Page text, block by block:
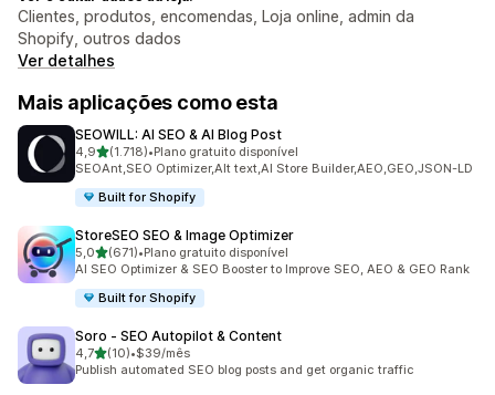
Clientes, produtos, encomendas, Loja online, admin da
Shopify, outros dados
Ver detalhes
Mais aplicações como esta
SEOWILL: AI SEO & AI Blog Post
4,9de 5 estrelas
(1.718)
1718 total de avaliações
•Plano gratuito disponível
SEOAnt,SEO Optimizer,Alt text,AI Store Builder,AEO,GEO,JSON-LD
Built for Shopify
StoreSEO SEO & Image Optimizer
5,0de 5 estrelas
(671)
671 total de avaliações
•Plano gratuito disponível
AI SEO Optimizer & SEO Booster to Improve SEO, AEO & GEO Rank
Built for Shopify
Soro ‑ SEO Autopilot & Content
4,7de 5 estrelas
(10)
10 total de avaliações
•$39/mês
Publish automated SEO blog posts and get organic traffic